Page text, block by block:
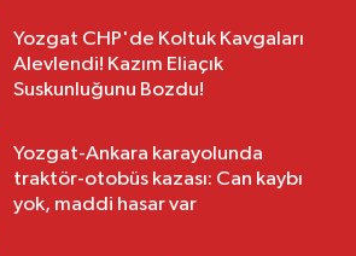
Yozgat CHP'de Koltuk Kavgaları
Alevlendi! Kazım Eliaçık
Suskunluğunu Bozdu!
Yozgat-Ankara karayolunda
traktör-otobüs kazası: Can kaybı
yok, maddi hasar var